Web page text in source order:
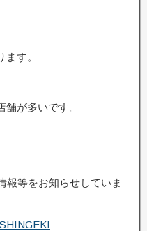
す。
が多いです。
報等をお知らせしていま